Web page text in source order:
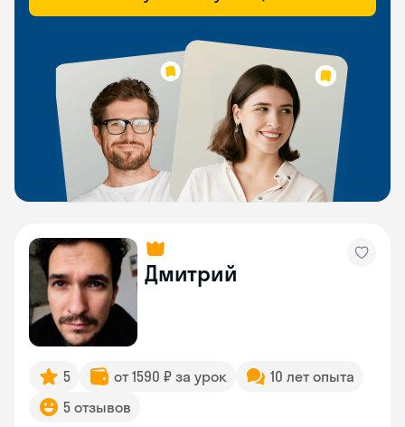
Дмитрий
5 от 1590 ₽ за урок
10 лет опыта
5 отзывов